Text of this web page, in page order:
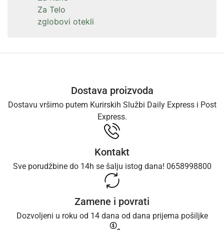
Za Telo
zglobovi otekli
Dostava proizvoda
Dostavu vršimo putem Kurirskih Službi Daily Express i Post
Express.
Kontakt
Sve porudžbine do 14h se šalju istog dana! 0658998800
Zamene i povrati
Dozvoljeni u roku od 14 dana od dana prijema pošiljke